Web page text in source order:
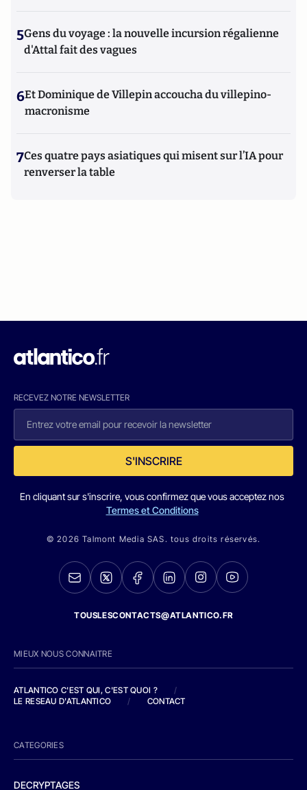
5Gens du voyage : la nouvelle incursion régalienne
d'Attal fait des vagues
6Et Dominique de Villepin accoucha du villepino-
macronisme
7Ces quatre pays asiatiques qui misent sur l’IA pour
renverser la table
RECEVEZ NOTRE NEWSLETTER
S'INSCRIRE
En cliquant sur s'inscrire, vous confirmez que vous acceptez nos
Termes et Conditions
© 2026 Talmont Media SAS. tous droits réservés.
TOUSLESCONTACTS@ATLANTICO.FR
MIEUX NOUS CONNAITRE
ATLANTICO C'EST QUI, C'EST QUOI ?
/
LE RESEAU D'ATLANTICO
/ CONTACT
CATEGORIES
DECRYPTAGES